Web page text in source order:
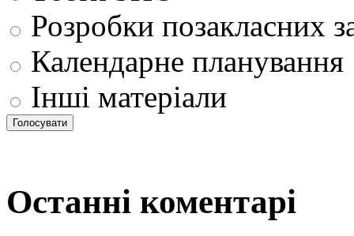
Розробки позакласних
Календарне планування
Інші матеріали
Останні коментарі